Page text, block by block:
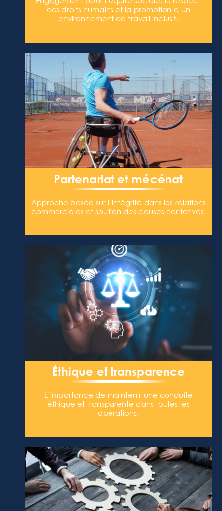
des droits humains et la promotion d’un
environnement de travail inclusif.
Partenariat et mécénat
Approche basée sur l’intégrité dans les relations
commerciales et soutien des causes caritatives.
Éthique et transparence
L’importance de maintenir une conduite
éthique et transparente dans toutes les
opérations.